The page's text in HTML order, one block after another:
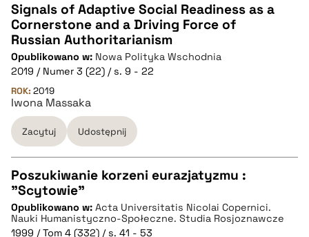
CZYSTY TEKST
pobierz cytat
BIBTEX
pobierz cytat
Signals of Adaptive Social Readiness as a
Cornerstone and a Driving Force of
Russian Authoritarianism
Opublikowano w: Nowa Polityka Wschodnia
2019 / Numer 3 (22) / s. 9 - 22
ROK: 2019
Iwona Massaka
Zacytuj Udostępnij
CZYSTY TEKST
Poszukiwanie korzeni eurazjatyzmu :
"Scytowie"
Opublikowano w: Acta Universitatis Nicolai Copernici.
Nauki Humanistyczno-Społeczne. Studia Rosjoznawcze
1999 / Tom 4 (332) / s. 41 - 53